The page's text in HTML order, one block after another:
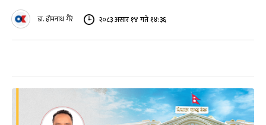
डा. होमनाथ गैरे २०८३ असार १४ गते १४:३६